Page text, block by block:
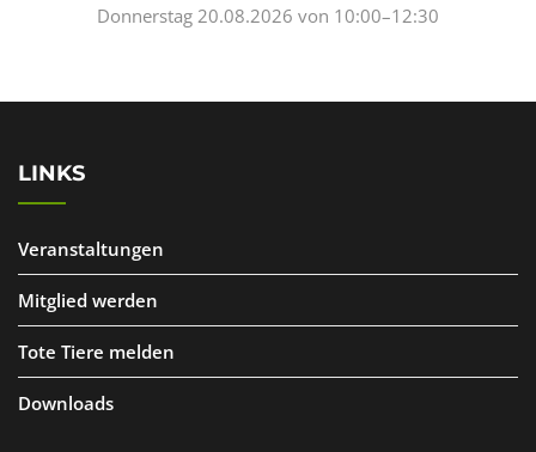
Donnerstag 20.08.2026 von 10:00–12:30
LINKS
Veranstaltungen
Mitglied werden
Tote Tiere melden
Downloads